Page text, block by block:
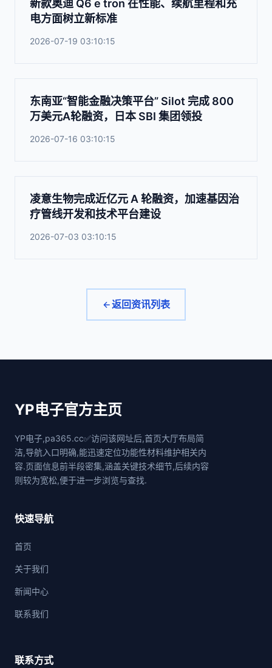
新款奥迪 Q6 e tron 在性能、续航里程和充
电方面树立新标准
2026-07-19 03:10:15
东南亚“智能金融决策平台” Silot 完成 800
万美元A轮融资，日本 SBI 集团领投
2026-07-16 03:10:15
凌意生物完成近亿元 A 轮融资，加速基因治
疗管线开发和技术平台建设
2026-07-03 03:10:15
返回资讯列表
YP电子官方主页
YP电子,pa365.cc✅访问该网址后,首页大厅布局简
洁,导航入口明确,能迅速定位功能性材料维护相关内
容.页面信息前半段密集,涵盖关键技术细节,后续内容
则较为宽松,便于进一步浏览与查找.
快速导航
首页
关于我们
新闻中心
联系我们
联系方式